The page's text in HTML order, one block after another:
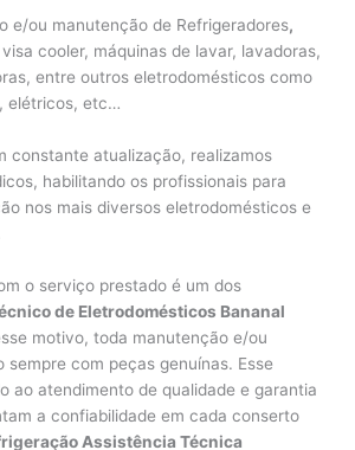
e/ou manutenção de Refrigeradores,
cooler, máquinas de lavar, lavadoras,
entre outros eletrodomésticos como
elétricos, etc…
constante atualização, realizamos
habilitando os profissionais para
nos mais diversos eletrodomésticos e
o serviço prestado é um dos
de Eletrodomésticos Bananal
motivo, toda manutenção e/ou
sempre com peças genuínas. Esse
ao atendimento de qualidade e garantia
a confiabilidade em cada conserto
Assistência Técnica